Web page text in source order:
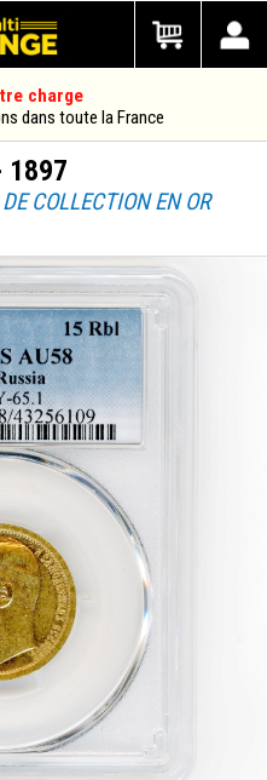
charge
dans toute la France
1897
COLLECTION EN OR